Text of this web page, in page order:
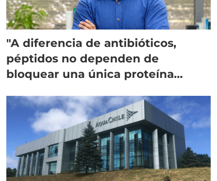
"A diferencia de antibióticos,
péptidos no dependen de
bloquear una única proteína